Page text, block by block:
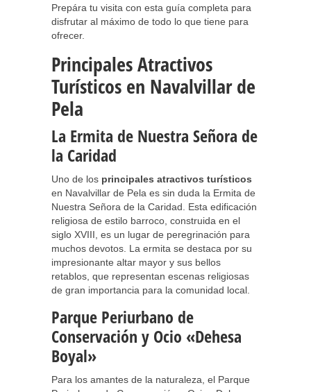
Prepára tu visita con esta guía completa para
disfrutar al máximo de todo lo que tiene para
ofrecer.
Principales Atractivos
Turísticos en Navalvillar de
Pela
La Ermita de Nuestra Señora de
la Caridad
Uno de los principales atractivos turísticos
en Navalvillar de Pela es sin duda la Ermita de
Nuestra Señora de la Caridad. Esta edificación
religiosa de estilo barroco, construida en el
siglo XVIII, es un lugar de peregrinación para
muchos devotos. La ermita se destaca por su
impresionante altar mayor y sus bellos
retablos, que representan escenas religiosas
de gran importancia para la comunidad local.
Parque Periurbano de
Conservación y Ocio «Dehesa
Boyal»
Para los amantes de la naturaleza, el Parque